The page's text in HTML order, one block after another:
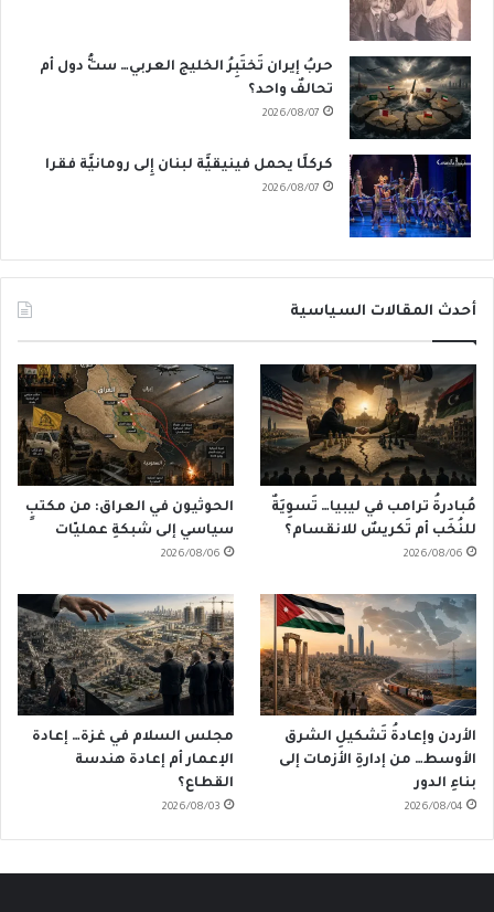
حربُ إيران تَختَبِرُ الخليج العربي… ستُّ دول أم
تحالفٌ واحد؟
2026/08/07
كركلَّا يحمل فينيقيَّة لبنان إِلى رومانيَّة فقرا
2026/08/07
أحدث المقالات السياسية
مُبادرةُ ترامب في ليبيا… تَسوِيَةٌ
للنُخَب أم تَكريسٌ للانقسام؟
2026/08/06
الحوثيون في العراق: من مكتبٍ
سياسي إلى شبكةِ عمليّات
2026/08/06
الأردن وإعادةُ تَشكيلِ الشرق
الأوسط… من إدارةِ الأزمات إلى
بناءِ الدور
2026/08/04
مجلس السلام في غزة… إعادة
الإعمار أم إعادة هندسة
القطاع؟
2026/08/03